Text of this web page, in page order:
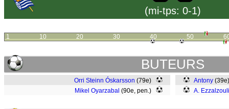
(mi-tps: 0-1)
1 10 20 30 40 50
BUTEURS
Orri Steinn Óskarsson (79e)
Mikel Oyarzabal (90e, pen.)
Antony
A. Ezzalzouli